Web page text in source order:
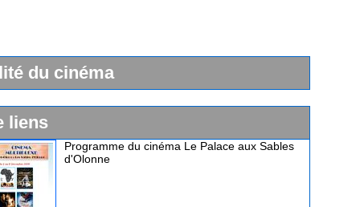
du cinéma
liens
Programme du cinéma Le Palace aux Sables
d'Olonne